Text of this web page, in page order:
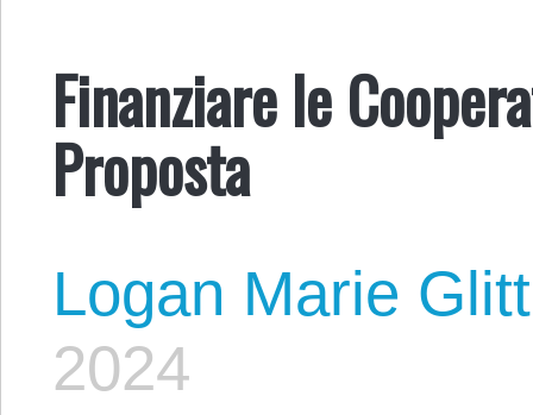
Finanziare le
Proposta
Logan Marie
2024